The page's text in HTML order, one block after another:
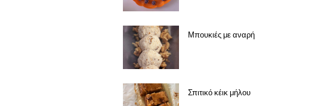
Μπουκιές με αναρή
Σπιτικό κέικ μήλου